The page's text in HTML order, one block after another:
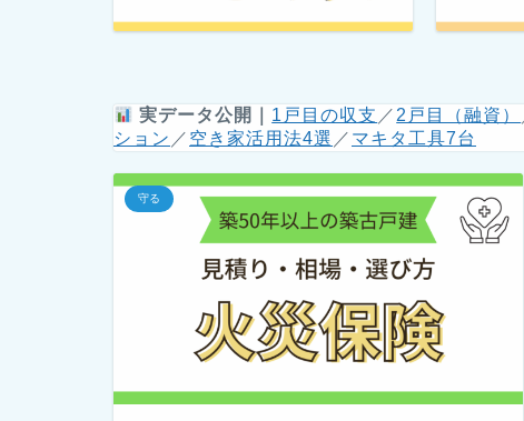
実データ公開｜ 1戸目の収支 ／ 2戸目（融資）
ション ／ 空き家活用法4選 ／ マキタ工具7台
守る